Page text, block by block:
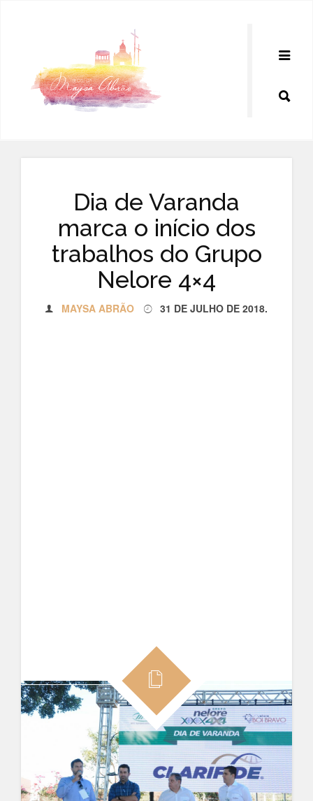
Dia de Varanda
marca o início dos
trabalhos do Grupo
Nelore 4×4
MAYSA ABRÃO 31 DE JULHO DE 2018.